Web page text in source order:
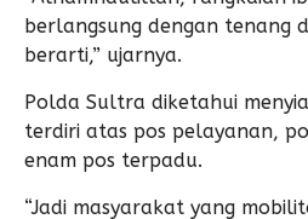
berlangsung dengan tenang
berarti,” ujarnya.
Polda Sultra diketahui
terdiri atas pos pelayanan,
enam pos terpadu.
“Jadi masyarakat yang